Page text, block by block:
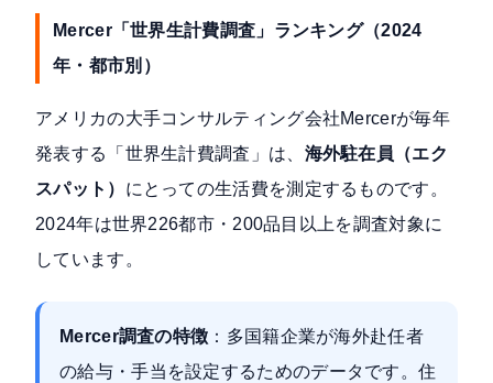
Mercer「世界生計費調査」ランキング（2024
年・都市別）
アメリカの大手コンサルティング会社Mercerが毎年
発表する「世界生計費調査」は、 海外駐在員（エク
スパット） にとっての生活費を測定するものです。
2024年は世界226都市・200品目以上を調査対象に
しています。
Mercer調査の特徴 ：多国籍企業が海外赴任者
の給与・手当を設定するためのデータです。住